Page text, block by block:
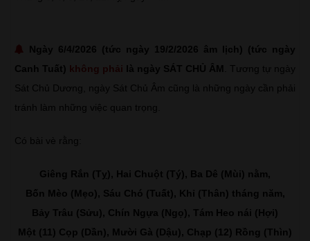
Ngày 6/4/2026 (tức ngày 19/2/2026 âm lịch) (tức ngày
Canh Tuất) không phải là ngày SÁT CHỦ ÂM
. Tương tự ngày
Sát Chủ Dương, ngày Sát Chủ Âm cũng là những ngày cần phải
tránh làm những việc quan trọng.
Có bài vè rằng:
Giêng Rắn (Tỵ), Hai Chuột (Tý), Ba Dê (Mùi) nằm,
Bốn Mèo (Mẹo), Sáu Chó (Tuất), Khỉ (Thân) tháng năm,
Bảy Trâu (Sửu), Chín Ngựa (Ngọ), Tám Heo nái (Hợi)
Một (11) Cọp (Dần), Mười Gà (Dậu), Chạp (12) Rồng (Thìn)